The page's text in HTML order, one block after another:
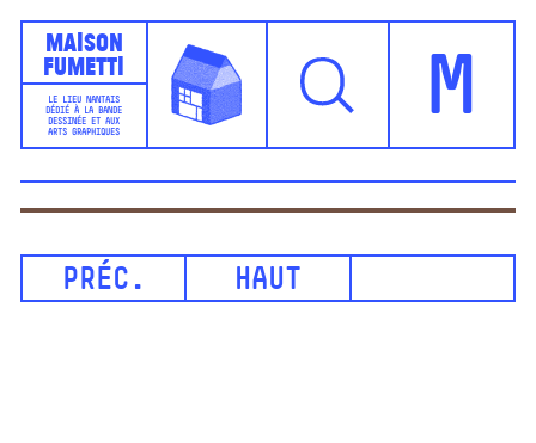
Maison
Fumetti
LE LIEU NANTAIS
DÉDIÉ À LA BANDE
DESSINÉE ET AUX
ARTS GRAPHIQUES
M
PRÉC. HAUT